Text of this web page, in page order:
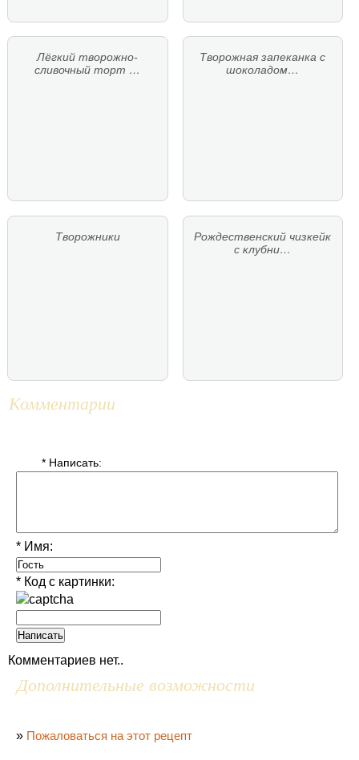
Лёгкий творожно-
сливочный торт …
Творожная запеканка с
шоколадом…
Творожники
Рождественский чизкейк
с клубни…
Комментарии
* Написать:
* Имя:
* Код с картинки:
Комментариев нет..
Дополнительные возможности
» Пожаловаться на этот рецепт